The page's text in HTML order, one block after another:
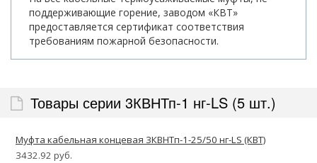
поддерживающие горение, заводом «КВТ»
предоставляется сертификат соответствия
требованиям пожарной безопасности.
Товары серии 3КВНТп-1 нг-LS (5 шт.)
Муфта кабельная концевая 3КВНТп-1-25/50 нг-LS (КВТ)
3432.92 руб.